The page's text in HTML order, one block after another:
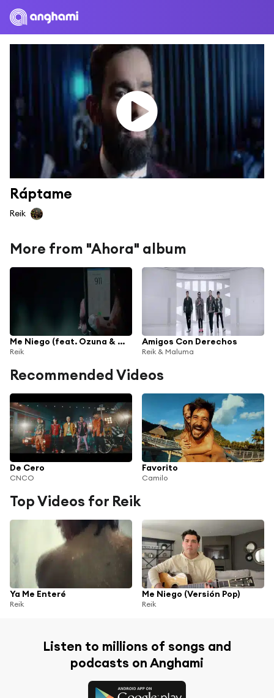
Ráptame
Reik
More from "Ahora" album
Me Niego (feat. Ozuna & Wisin)
Reik
Amigos Con Derechos
Reik & Maluma
Recommended Videos
De Cero
CNCO
Favorito
Camilo
Top Videos for Reik
Ya Me Enteré
Reik
Me Niego (Versión Pop)
Reik
Listen to millions of songs and
podcasts on Anghami